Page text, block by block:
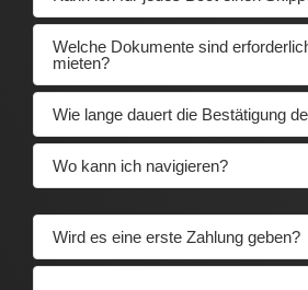
Welche Dokumente sind
mieten?
Wie lange dauert die Bestätigung
Wo kann ich navigieren?
Wird es eine erste Zahlung geben?